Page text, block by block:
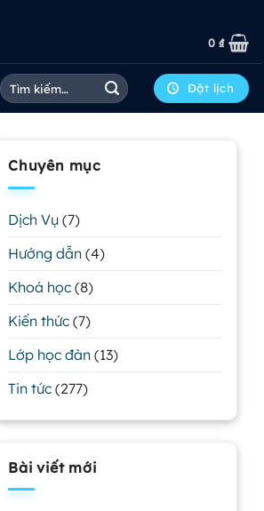
0 ₫
Tìm
kiếm:
Đặt lịch
Chuyên mục
Dịch Vụ (7)
Hướng dẫn (4)
Khoá học (8)
Kiến thức (7)
Lớp học đàn (13)
Tin tức (277)
Bài viết mới